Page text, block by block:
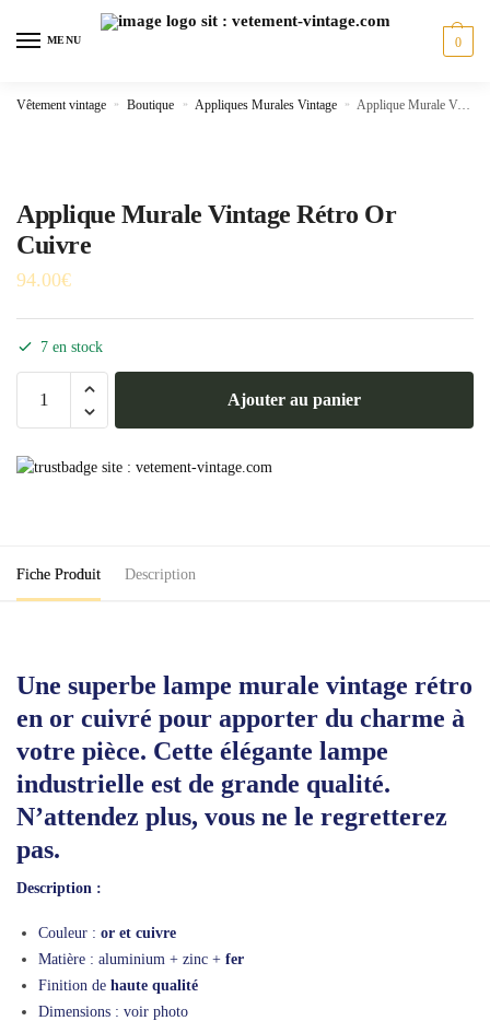
MENU 0
Vêtement vintage » Boutique » Appliques Murales Vintage » Applique Murale Vintage Rétro Or Cuivre
Applique Murale Vintage Rétro Or
Cuivre
94.00€
7 en stock
Murale
Cuivre
Ajouter au panier
Fiche Produit Description
Une superbe lampe murale vintage rétro
en or cuivré pour apporter du charme à
votre pièce. Cette élégante lampe
industrielle est de grande qualité.
N’attendez plus, vous ne le regretterez
pas.
Description :
Couleur : or et cuivre
Matière : aluminium + zinc + fer
Finition de haute qualité
Dimensions : voir photo